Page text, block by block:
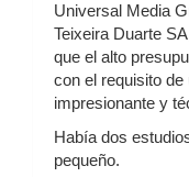
Universal Media
Teixeira Duarte
que el alto
con el requisito
impresionante y
Había dos
pequeño.